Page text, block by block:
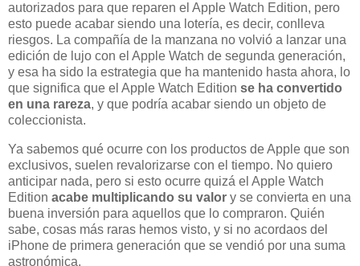
autorizados para que reparen el Apple Watch Edition, pero
esto puede acabar siendo una lotería, es decir, conlleva
riesgos. La compañía de la manzana no volvió a lanzar una
edición de lujo con el Apple Watch de segunda generación,
y esa ha sido la estrategia que ha mantenido hasta ahora, lo
que significa que el Apple Watch Edition se ha convertido
en una rareza, y que podría acabar siendo un objeto de
coleccionista.
Ya sabemos qué ocurre con los productos de Apple que son
exclusivos, suelen revalorizarse con el tiempo. No quiero
anticipar nada, pero si esto ocurre quizá el Apple Watch
Edition acabe multiplicando su valor y se convierta en una
buena inversión para aquellos que lo compraron. Quién
sabe, cosas más raras hemos visto, y si no acordaos del
iPhone de primera generación que se vendió por una suma
astronómica.